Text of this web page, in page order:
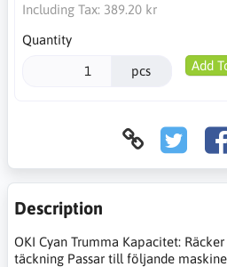
Including Tax: 389.20 kr
Quantity
pcs Add
Description
OKI Cyan Trumma Kapacitet:
täckning Passar till följande